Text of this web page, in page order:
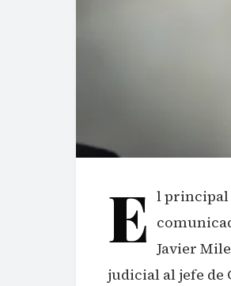
E l principal
Javier
judicial al jefe